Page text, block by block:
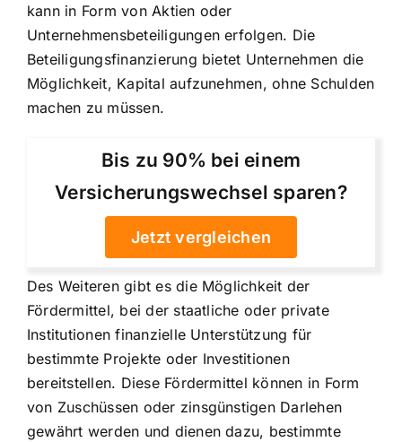
kann in Form von Aktien oder
Unternehmensbeteiligungen erfolgen. Die
Beteiligungsfinanzierung bietet Unternehmen die
Möglichkeit, Kapital aufzunehmen, ohne Schulden
machen zu müssen.
Bis zu 90% bei einem
Versicherungswechsel sparen?
Jetzt vergleichen
Des Weiteren gibt es die Möglichkeit der
Fördermittel, bei der staatliche oder private
Institutionen finanzielle Unterstützung für
bestimmte Projekte oder Investitionen
bereitstellen. Diese Fördermittel können in Form
von Zuschüssen oder zinsgünstigen Darlehen
gewährt werden und dienen dazu, bestimmte